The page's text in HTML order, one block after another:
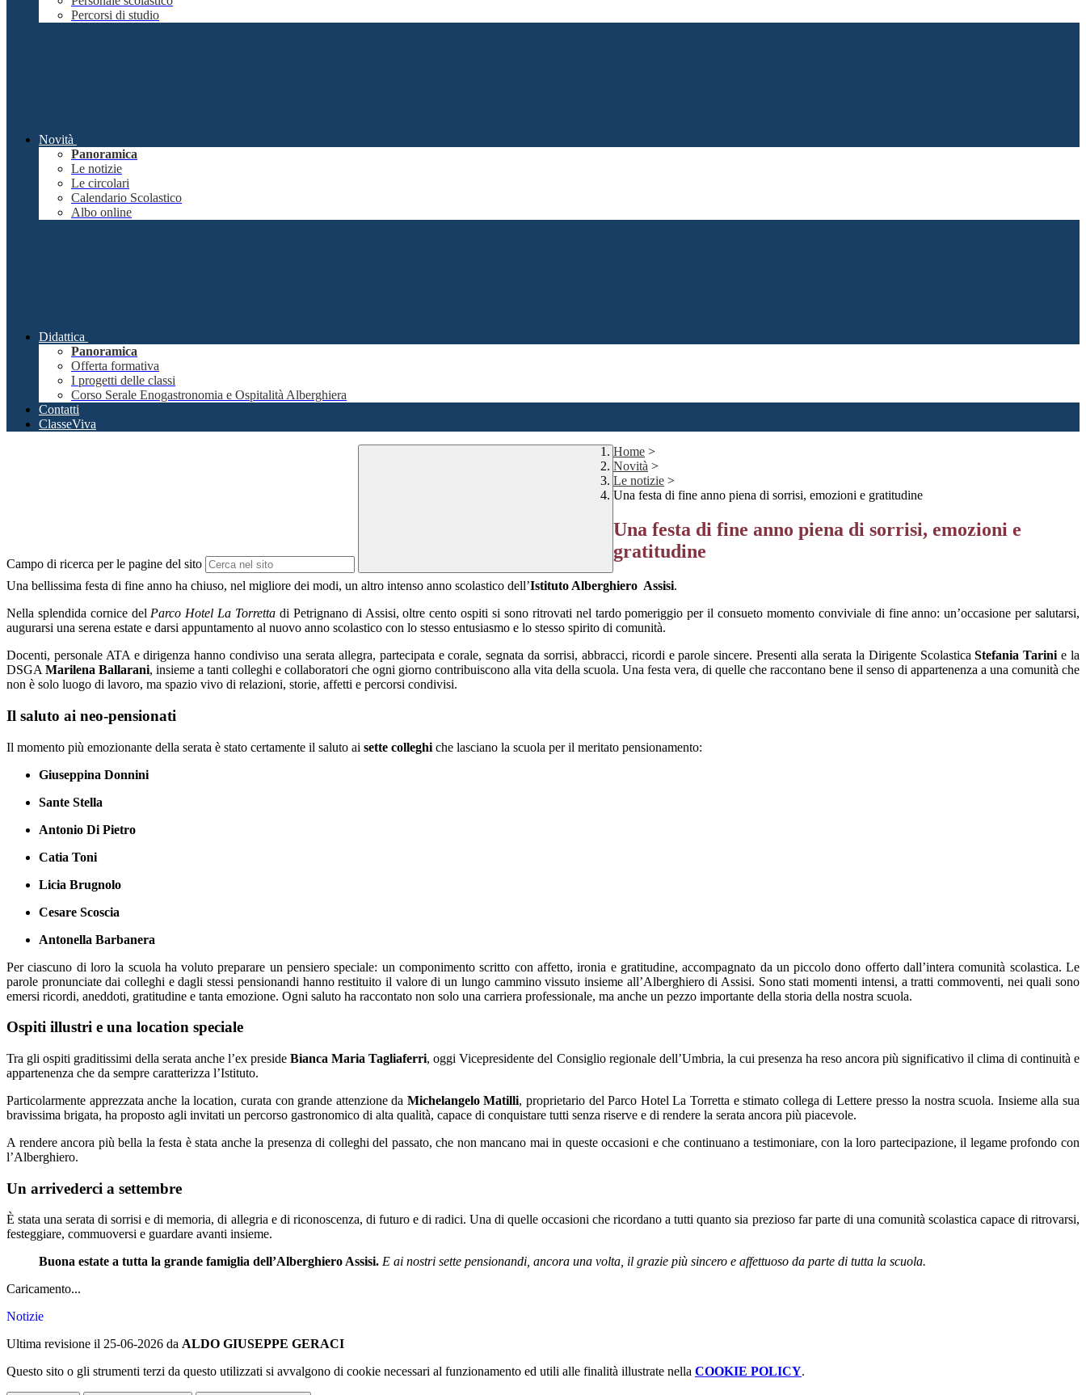
Percorsi di studio
Novità
Panoramica
Le notizie
Le circolari
Calendario Scolastico
Albo online
Didattica
Panoramica
Offerta formativa
I progetti delle classi
Corso Serale Enogastronomia e Ospitalità Alberghiera
Contatti
ClasseViva
Campo di ricerca per le pagine del sito
Home >
Novità >
Le notizie >
Una festa di fine anno piena di sorrisi, emozioni e gratitudine
Una festa di fine anno piena di sorrisi, emozioni e
gratitudine
Una bellissima festa di fine anno ha chiuso, nel migliore dei modi, un altro intenso anno scolastico dell’Istituto Alberghiero Assisi.
Nella splendida cornice del Parco Hotel La Torretta di Petrignano di Assisi, oltre cento ospiti si sono ritrovati nel tardo pomeriggio per il consueto momento conviviale di fine anno: un’occasione per salutarsi,
augurarsi una serena estate e darsi appuntamento al nuovo anno scolastico con lo stesso entusiasmo e lo stesso spirito di comunità.
Docenti, personale ATA e dirigenza hanno condiviso una serata allegra, partecipata e corale, segnata da sorrisi, abbracci, ricordi e parole sincere. Presenti alla serata la Dirigente ScolasticaStefania Tarini e la
DSGA Marilena Ballarani, insieme a tanti colleghi e collaboratori che ogni giorno contribuiscono alla vita della scuola. Una festa vera, di quelle che raccontano bene il senso di appartenenza a una comunità che
non è solo luogo di lavoro, ma spazio vivo di relazioni, storie, affetti e percorsi condivisi.
Il saluto ai neo-pensionati
Il momento più emozionante della serata è stato certamente il saluto ai sette colleghi che lasciano la scuola per il meritato pensionamento:
Giuseppina Donnini
Sante Stella
Antonio Di Pietro
Catia Toni
Licia Brugnolo
Cesare Scoscia
Antonella Barbanera
Per ciascuno di loro la scuola ha voluto preparare un pensiero speciale: un componimento scritto con affetto, ironia e gratitudine, accompagnato da un piccolo dono offerto dall’intera comunità scolastica. Le
parole pronunciate dai colleghi e dagli stessi pensionandi hanno restituito il valore di un lungo cammino vissuto insieme all’Alberghiero di Assisi. Sono stati momenti intensi, a tratti commoventi, nei quali sono
emersi ricordi, aneddoti, gratitudine e tanta emozione. Ogni saluto ha raccontato non solo una carriera professionale, ma anche un pezzo importante della storia della nostra scuola.
Ospiti illustri e una location speciale
Tra gli ospiti graditissimi della serata anche l’ex presideBianca Maria Tagliaferri, oggi Vicepresidente del Consiglio regionale dell’Umbria, la cui presenza ha reso ancora più significativo il clima di continuità e
appartenenza che da sempre caratterizza l’Istituto.
Particolarmente apprezzata anche la location, curata con grande attenzione da Michelangelo Matilli, proprietario del Parco Hotel La Torretta e stimato collega di Lettere presso la nostra scuola. Insieme alla sua
bravissima brigata, ha proposto agli invitati un percorso gastronomico di alta qualità, capace di conquistare tutti senza riserve e di rendere la serata ancora più piacevole.
A rendere ancora più bella la festa è stata anche la presenza di colleghi del passato, che non mancano mai in queste occasioni e che continuano a testimoniare, con la loro partecipazione, il legame profondo con
l’Alberghiero.
Un arrivederci a settembre
È stata una serata di sorrisi e di memoria, di allegria e di riconoscenza, di futuro e di radici. Una di quelle occasioni che ricordano a tutti quanto sia prezioso far parte di una comunità scolastica capace di ritrovarsi,
festeggiare, commuoversi e guardare avanti insieme.
Buona estate a tutta la grande famiglia dell’Alberghiero Assisi. E ai nostri sette pensionandi, ancora una volta, il grazie più sincero e affettuoso da parte di tutta la scuola.
Caricamento...
Notizie
Ultima revisione il 25-06-2026 da ALDO GIUSEPPE GERACI
Questo sito o gli strumenti terzi da questo utilizzati si avvalgono di cookie necessari al funzionamento ed utili alle finalità illustrate nella COOKIE POLICY.